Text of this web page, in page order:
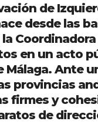
de
desde las
en un acto
Málaga. Ante
provincias
firmes y
de